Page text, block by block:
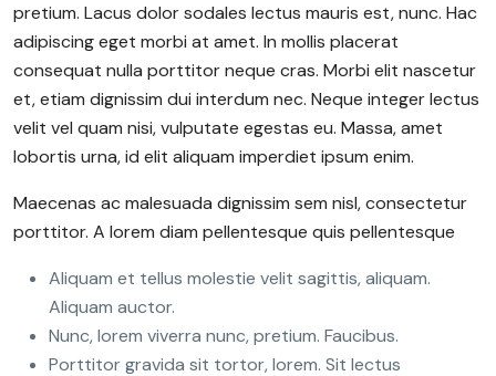
pretium. Lacus dolor sodales lectus mauris est, nunc. Hac
adipiscing eget morbi at amet. In mollis placerat
consequat nulla porttitor neque cras. Morbi elit nascetur
et, etiam dignissim dui interdum nec. Neque integer lectus
velit vel quam nisi, vulputate egestas eu. Massa, amet
lobortis urna, id elit aliquam imperdiet ipsum enim.
Maecenas ac malesuada dignissim sem nisl, consectetur
porttitor. A lorem diam pellentesque quis pellentesque
Aliquam et tellus molestie velit sagittis, aliquam.
Aliquam auctor.
Nunc, lorem viverra nunc, pretium. Faucibus.
Porttitor gravida sit tortor, lorem. Sit lectus